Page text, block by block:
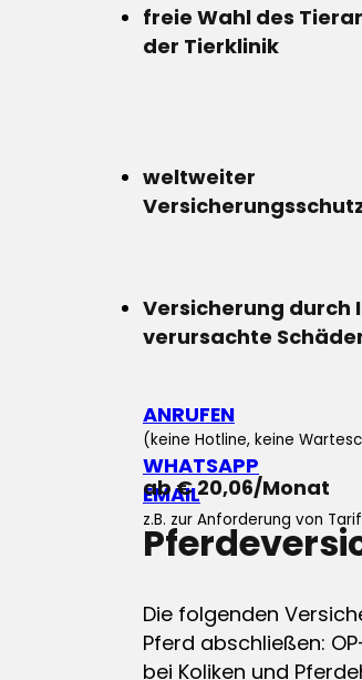
freie Wahl des
der Tierklinik
weltweiter
Versicherung durch
verursachte
ANRUFEN
(keine Hotline, keine
WHATSAPP
EMAIL
z.B. zur Anforderung von
ab € 20,06/Monat
Die folgenden
Pferd abschließen:
bei Koliken und